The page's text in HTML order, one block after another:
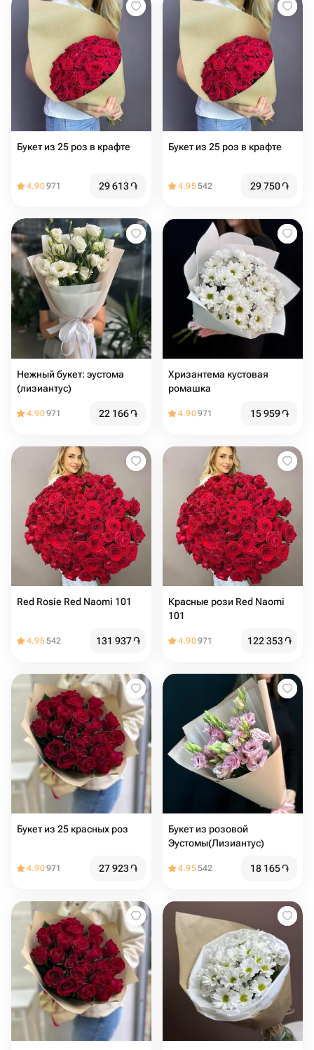
Букет из 25 роз в крафте
4.90971 29 613֏
Букет из 25 роз в крафте
4.95542 29 750֏
Нежный букет: эустома
(лизиантус)
4.90971 22 166֏
Хризантема кустовая
ромашка
4.90971 15 959֏
Red Rosie Red Naomi 101
4.95542 131 937֏
Красные рози Red Naomi
101
4.90971 122 353֏
Букет из 25 красных роз
4.90971 27 923֏
Букет из розовой
Эустомы(Лизиантус)
4.95542 18 165֏